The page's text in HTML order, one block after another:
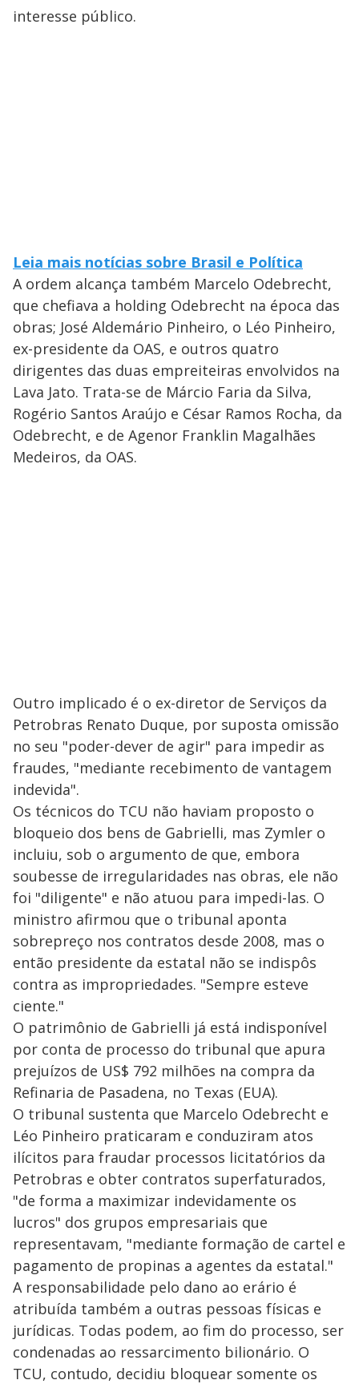
interesse público.
Leia mais notícias sobre Brasil e Política
A ordem alcança também Marcelo Odebrecht,
que chefiava a holding Odebrecht na época das
obras; José Aldemário Pinheiro, o Léo Pinheiro,
ex-presidente da OAS, e outros quatro
dirigentes das duas empreiteiras envolvidos na
Lava Jato. Trata-se de Márcio Faria da Silva,
Rogério Santos Araújo e César Ramos Rocha, da
Odebrecht, e de Agenor Franklin Magalhães
Medeiros, da OAS.
Outro implicado é o ex-diretor de Serviços da
Petrobras Renato Duque, por suposta omissão
no seu "poder-dever de agir" para impedir as
fraudes, "mediante recebimento de vantagem
indevida".
Os técnicos do TCU não haviam proposto o
bloqueio dos bens de Gabrielli, mas Zymler o
incluiu, sob o argumento de que, embora
soubesse de irregularidades nas obras, ele não
foi "diligente" e não atuou para impedi-las. O
ministro afirmou que o tribunal aponta
sobrepreço nos contratos desde 2008, mas o
então presidente da estatal não se indispôs
contra as impropriedades. "Sempre esteve
ciente."
O patrimônio de Gabrielli já está indisponível
por conta de processo do tribunal que apura
prejuízos de US$ 792 milhões na compra da
Refinaria de Pasadena, no Texas (EUA).
O tribunal sustenta que Marcelo Odebrecht e
Léo Pinheiro praticaram e conduziram atos
ilícitos para fraudar processos licitatórios da
Petrobras e obter contratos superfaturados,
"de forma a maximizar indevidamente os
lucros" dos grupos empresariais que
representavam, "mediante formação de cartel e
pagamento de propinas a agentes da estatal."
A responsabilidade pelo dano ao erário é
atribuída também a outras pessoas físicas e
jurídicas. Todas podem, ao fim do processo, ser
condenadas ao ressarcimento bilionário. O
TCU, contudo, decidiu bloquear somente os